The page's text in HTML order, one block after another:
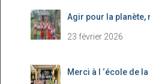
Agir pour la
23 février 2026
Merci à l ‘école de